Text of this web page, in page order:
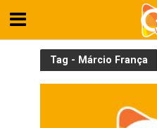
Tag - Márcio França